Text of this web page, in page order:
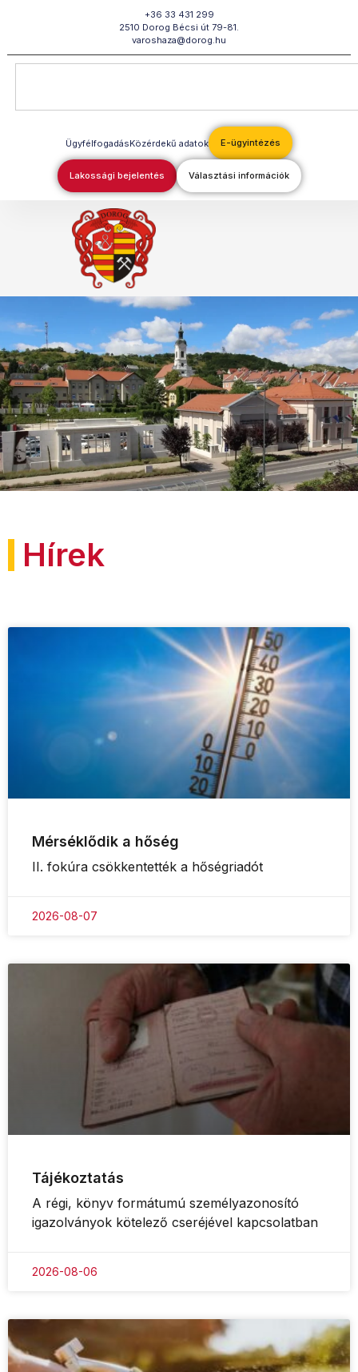
+36 33 431 299
2510 Dorog Bécsi út 79-81.
varoshaza@dorog.hu
ÜgyfélfogadásKözérdekű adatok E-ügyintézés
Lakossági bejelentés Választási információk
Hírek
Mérséklődik a hőség
II. fokúra csökkentették a hőségriadót
2026-08-07
Tájékoztatás
A régi, könyv formátumú személyazonosító
igazolványok kötelező cseréjével kapcsolatban
2026-08-06